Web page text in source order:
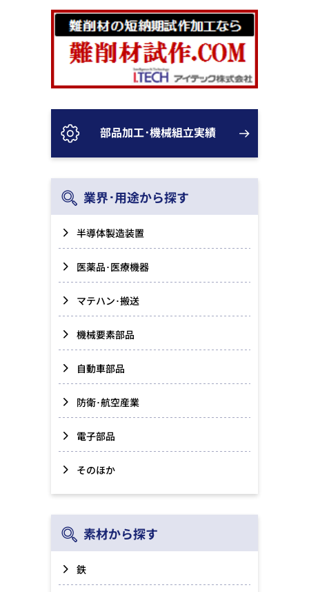
部品加工･機械組立実績
業界･用途から探す
半導体製造装置
医薬品･医療機器
マテハン･搬送
機械要素部品
自動車部品
防衛･航空産業
電子部品
そのほか
素材から探す
鉄